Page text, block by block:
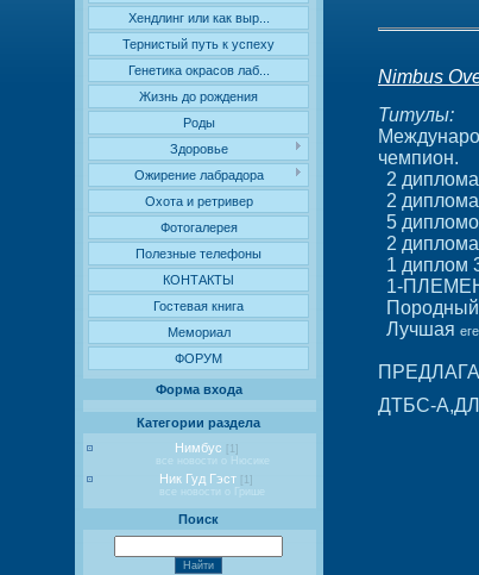
Хендлинг или как выр...
Тернистый путь к успеху
Генетика окрасов лаб...
Жизнь до рождения
Роды
Здоровье
Ожирение лабрадора
Охота и ретривер
Фотогалерея
Полезные телефоны
КОНТАКТЫ
Гостевая книга
Мемориал
ФОРУМ
Форма входа
Категории раздела
Нимбус
все новости о Нюсике
Ник Гуд Гэст
все новости о Грише
Поиск
Nimbus
Титулы:
чемпион.
2
2
5
2
1 диплом
1-
Породный
Лучшая
ДТБС-